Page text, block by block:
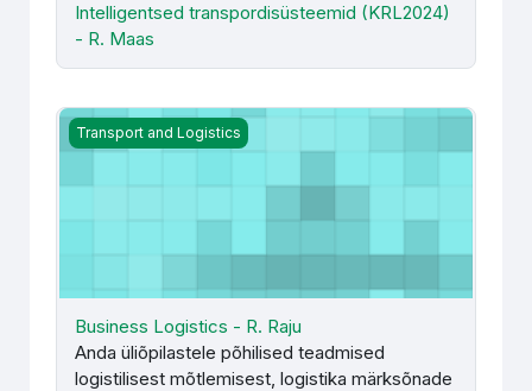
Intelligentsed transpordisüsteemid (KRL2024)
- R. Maas
Business Logistics - R. Raju
Transport and Logistics
Business Logistics - R. Raju
Anda üliõpilastele põhilised teadmised
logistilisest mõtlemisest, logistika märksõnade